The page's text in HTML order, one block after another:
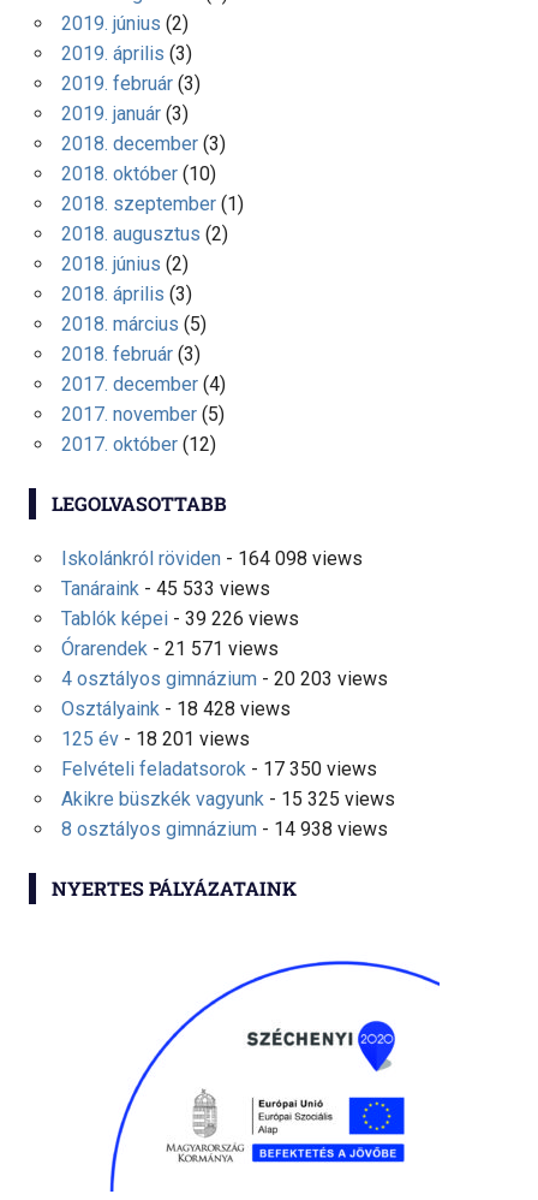
2019. június (2)
2019. április (3)
2019. február(3)
2019. január(3)
2018. december(3)
2018. október(10)
2018. szeptember(1)
2018. augusztus (2)
2018. június (2)
2018. április (3)
2018. március (5)
2018. február(3)
2017. december(4)
2017. november(5)
2017. október(12)
LEGOLVASOTTABB
Iskolánkról röviden- 164 098 views
Tanáraink- 45 533 views
Tablók képei- 39 226 views
Órarendek- 21 571 views
4 osztályos gimnázium- 20 203 views
Osztályaink- 18 428 views
125 év- 18 201 views
Felvételi feladatsorok- 17 350 views
Akikre büszkék vagyunk- 15 325 views
8 osztályos gimnázium- 14 938 views
NYERTES PÁLYÁZATAINK